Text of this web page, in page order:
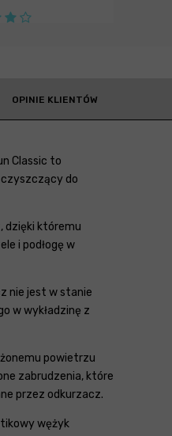
OPINIE KLIENTÓW
Classic to
do
któremu
i podłogę w
nie jest w stanie
w wykładzinę z
powietrzu
zabrudzenia, które
przez odkurzacz.
wężyk